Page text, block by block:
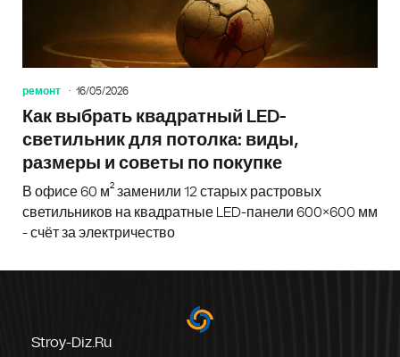
ремонт 16/05/2026
Как выбрать квадратный LED-
светильник для потолка: виды,
размеры и советы по покупке
В офисе 60 м² заменили 12 старых растровых
светильников на квадратные LED-панели 600×600 мм
- счёт за электричество
Stroy-Diz.ru